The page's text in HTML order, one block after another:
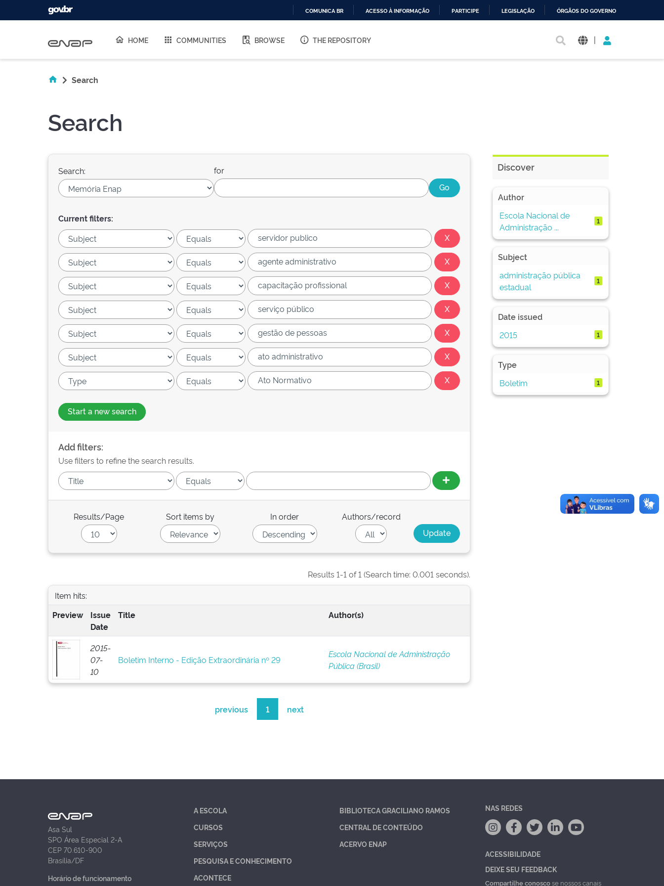
O
COMUNICA BR ACESSO À INFORMAÇÃO PARTICIPE LEGISLAÇÃO ÓRGÃOS DO GOVERNO
HOME COMMUNITIES BROWSE THE REPOSITORY |
Search
Search
Search: for
Current filters:
Start a new search
Add filters:
Use filters to refine the search results.
Results/Page Sort items by In order Authors/record
Results 1-1 of 1 (Search time: 0.001 seconds).
Item hits:
Preview
Issue
Date
Title Author(s)
2015-
07-
10
Boletim Interno - Edição Extraordinária nº 29
Escola Nacional de Administração
Pública (Brasil)
previous 1 next
Discover
Author
Escola Nacional de
Administração ...
1
Subject
administração pública
estadual
1
Date issued
2015
1
Type
Boletim
1
Asa Sul
SPO Área Especial 2-A
CEP 70.610-900
Brasília/DF
Horário de funcionamento
A ESCOLA
CURSOS
SERVIÇOS
PESQUISA E CONHECIMENTO
ACONTECE
BIBLIOTECA GRACILIANO RAMOS
CENTRAL DE CONTEÚDO
ACERVO ENAP
NAS REDES
ACESSIBILIDADE
DEIXE SEU FEEDBACK
Compartilhe conoscose nossos canais